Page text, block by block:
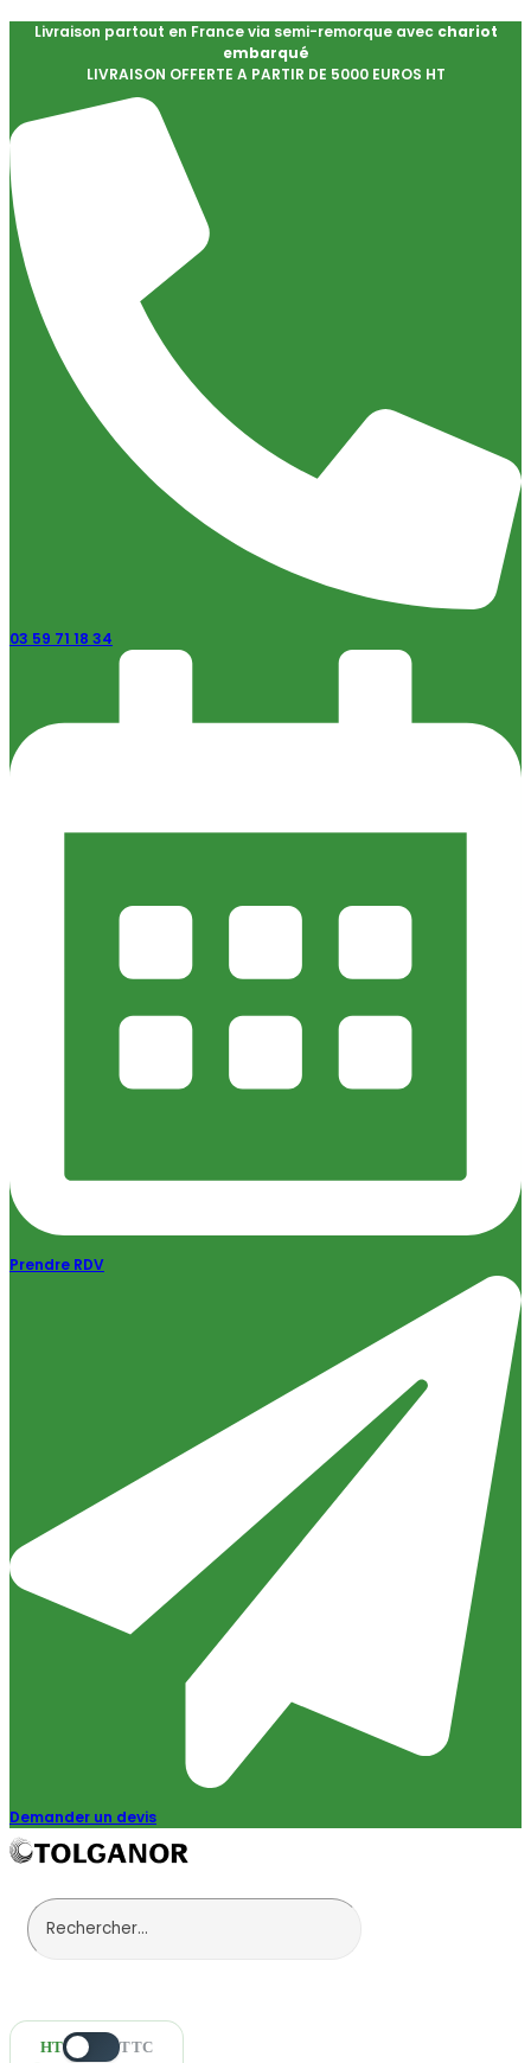
Livraison partout en France via semi-remorque avec chariot
embarqué
LIVRAISON OFFERTE A PARTIR DE 5000 EUROS HT
03 59 71 18 34
Prendre RDV
Demander un devis
HT TTC